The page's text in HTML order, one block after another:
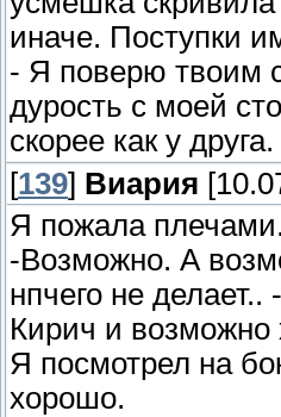
иначе. Поступки
- Я поверю твоим
дурость с моей
скорее как у друга.
[139] Виария
Я пожала плечами.
-Возможно. А
нпчего не
Кирич и возможно
Я посмотрел на
хорошо.